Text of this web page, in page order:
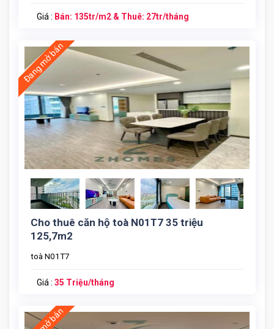
Giá : Bán: 135tr/m2 & Thuê: 27tr/tháng
Đang mở bán
Cho thuê căn hộ toà N01T7 35 triệu
125,7m2
toà N01T7
Giá : 35 Triệu/tháng